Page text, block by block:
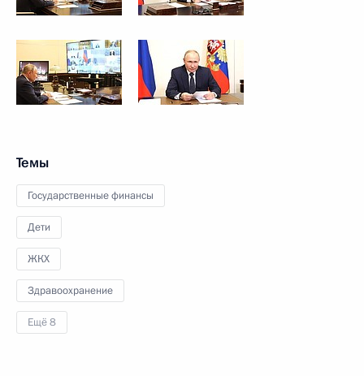
Темы
Государственные финансы
Дети
ЖКХ
Здравоохранение
Ещё 8